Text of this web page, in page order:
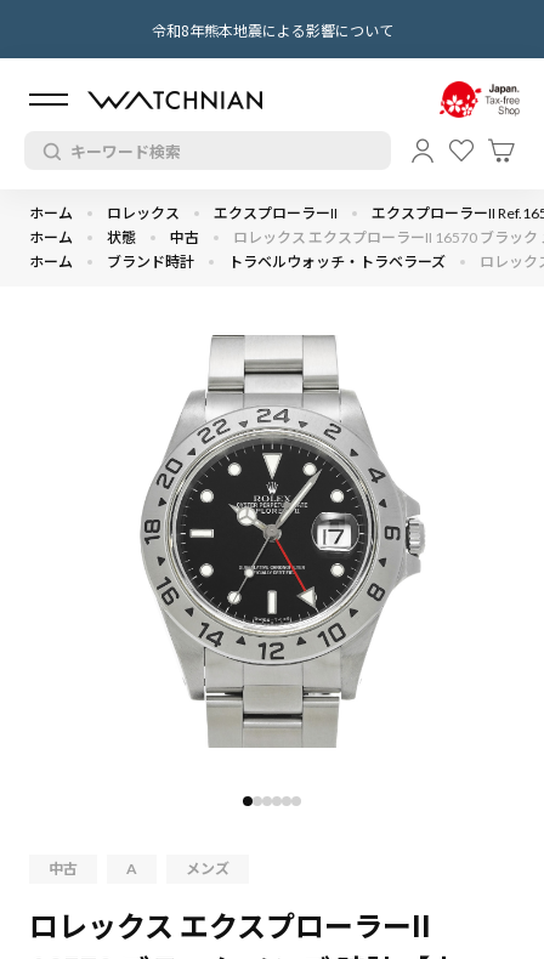
令和8年熊本地震による影響について
ホーム ロレックス エクスプローラーII
エクスプローラーII
ホーム
状態 中古
ロレックス エクスプローラーII 16570 ブラッ
ホーム
ブランド時計 トラベルウォッチ・トラベラーズ ロレック
中古 A メンズ
ロレックス エクスプローラーII